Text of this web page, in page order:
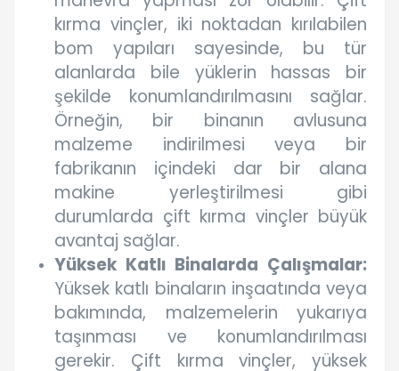
kırma vinçler, iki noktadan kırılabilen
bom yapıları sayesinde, bu tür
alanlarda bile yüklerin hassas bir
şekilde konumlandırılmasını sağlar.
Örneğin, bir binanın avlusuna
malzeme indirilmesi veya bir
fabrikanın içindeki dar bir alana
makine yerleştirilmesi gibi
durumlarda çift kırma vinçler büyük
avantaj sağlar.
Yüksek Katlı Binalarda Çalışmalar:
Yüksek katlı binaların inşaatında veya
bakımında, malzemelerin yukarıya
taşınması ve konumlandırılması
gerekir. Çift kırma vinçler, yüksek